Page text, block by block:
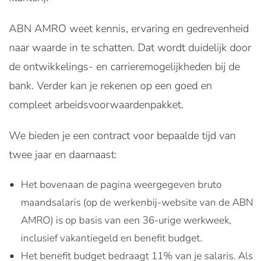
ABN AMRO weet kennis, ervaring en gedrevenheid
naar waarde in te schatten. Dat wordt duidelijk door
de ontwikkelings- en carrieremogelijkheden bij de
bank. Verder kan je rekenen op een goed en
compleet arbeidsvoorwaardenpakket.
We bieden je een contract voor bepaalde tijd van
twee jaar en daarnaast:
Het bovenaan de pagina weergegeven bruto
maandsalaris (op de werkenbij-website van de ABN
AMRO) is op basis van een 36-urige werkweek,
inclusief vakantiegeld en benefit budget.
Het benefit budget bedraagt 11% van je salaris. Als